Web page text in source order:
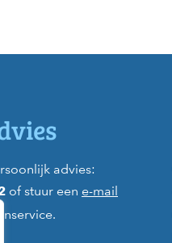
advies:
of stuur een e-mail